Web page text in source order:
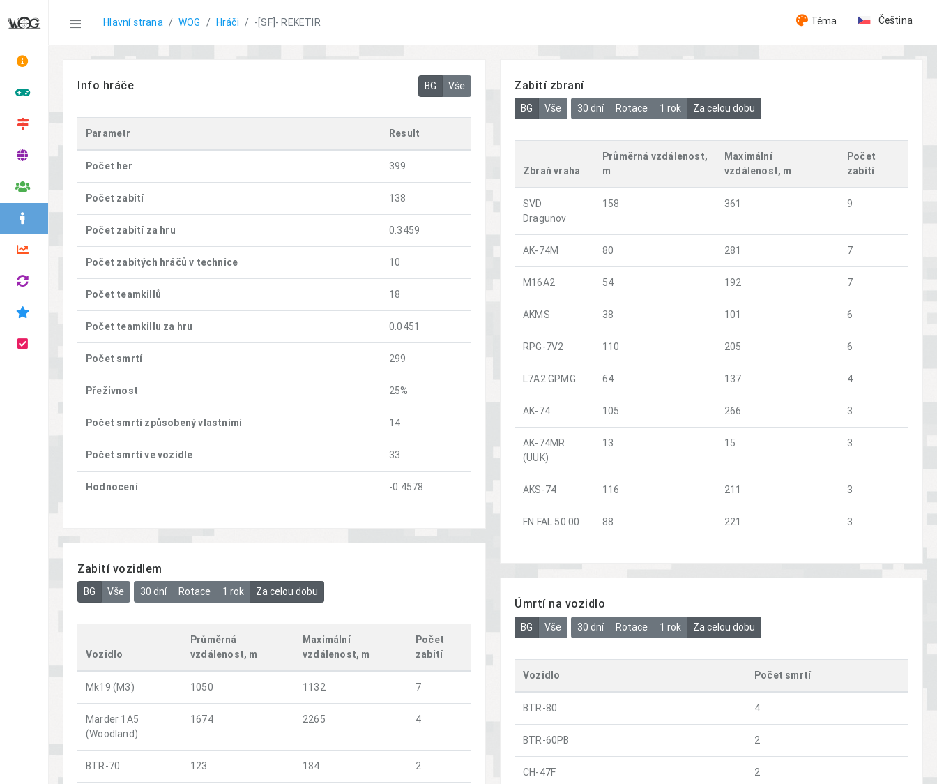
StatisticsHlavní strana WOG Hráči -[SF]- REKETIR Téma Čeština
Info hráče BG Vše
Parametr Result
Počet her 399
Počet zabití 138
Počet zabití za hru 0.3459
Počet zabitých hráčů v technice 10
Počet teamkillů 18
Počet teamkillu za hru 0.0451
Počet smrtí 299
Přeživnost 25%
Počet smrtí způsobený vlastními 14
Počet smrtí ve vozidle 33
Hodnocení -0.4578
Zabití zbraní
BG Vše 30 dní Rotace 1 rok Za celou dobu
Zbraň vraha
Průměrná vzdálenost,
m
Maximální
vzdálenost, m
Počet
zabití
SVD
Dragunov
158 361 9
AK-74M 80 281 7
M16A2 54 192 7
AKMS 38 101 6
RPG-7V2 110 205 6
L7A2 GPMG 64 137 4
AK-74 105 266 3
AK-74MR
(UUK)
13 15 3
AKS-74 116 211 3
FN FAL 50.00 88 221 3
Zabití vozidlem
BG Vše 30 dní Rotace 1 rok Za celou dobu
Vozidlo
Průměrná
vzdálenost, m
Maximální
vzdálenost, m
Počet
zabití
Mk19 (M3) 1050 1132 7
Marder 1A5
(Woodland)
1674 2265 4
BTR-70 123 184 2
Úmrtí na vozidlo
BG Vše 30 dní Rotace 1 rok Za celou dobu
Vozidlo Počet smrtí
BTR-80 4
BTR-60PB 2
CH-47F 2